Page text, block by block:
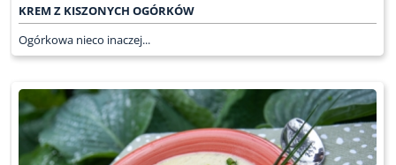
KREM Z KISZONYCH OGÓRKÓW
Ogórkowa nieco inaczej...